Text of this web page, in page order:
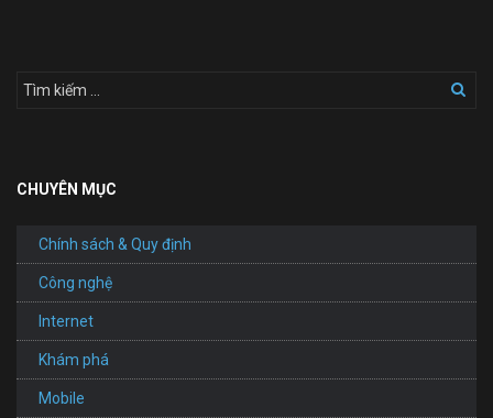
CHUYÊN MỤC
Chính sách & Quy định
Công nghệ
Internet
Khám phá
Mobile